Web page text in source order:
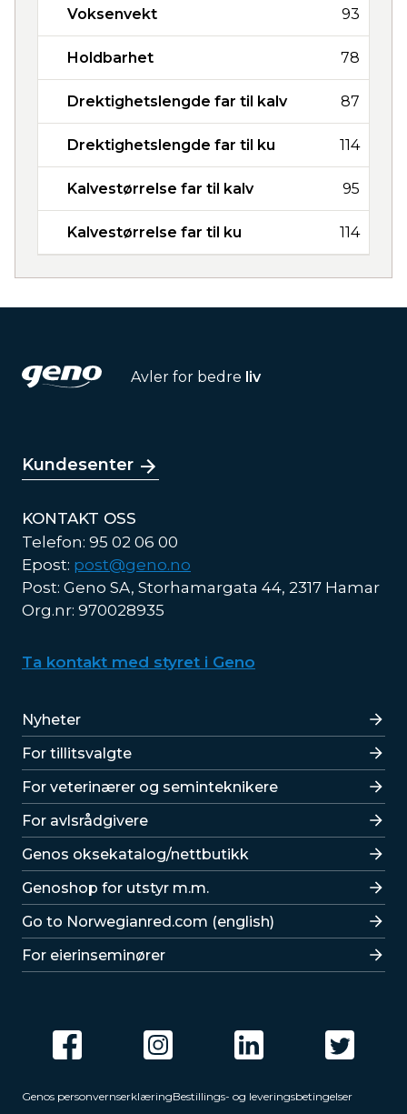
Voksenvekt 93
Holdbarhet 78
Drektighetslengde far til kalv 87
Drektighetslengde far til ku 114
Kalvestørrelse far til kalv 95
Kalvestørrelse far til ku 114
Avler for bedre liv
Kundesenter
KONTAKT OSS
Telefon: 95 02 06 00
Epost: post@geno.no
Post: Geno SA, Storhamargata 44, 2317 Hamar
Org.nr: 970028935
Ta kontakt med styret i Geno
Lenker
Nyheter
For tillitsvalgte
For veterinærer og seminteknikere
For avlsrådgivere
Lenker
Genos oksekatalog/nettbutikk
Genoshop for utstyr m.m.
Go to Norwegianred.com (english)
For eierinseminører
Genos personvernserklæringBestillings- og leveringsbetingelser